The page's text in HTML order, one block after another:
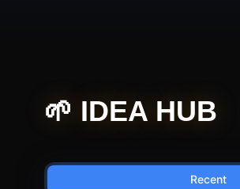
🌱 IDEA HUB
Recent